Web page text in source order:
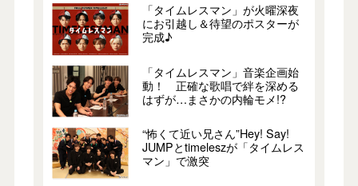
「タイムレスマン」が火曜深夜
にお引越し＆待望のポスターが
完成♪
「タイムレスマン」音楽企画始
動！ 正確な歌唱で絆を深める
はずが…まさかの内輪モメ!?
“怖くて近い兄さん”Hey! Say!
JUMPとtimeleszが「タイムレス
マン」で激突